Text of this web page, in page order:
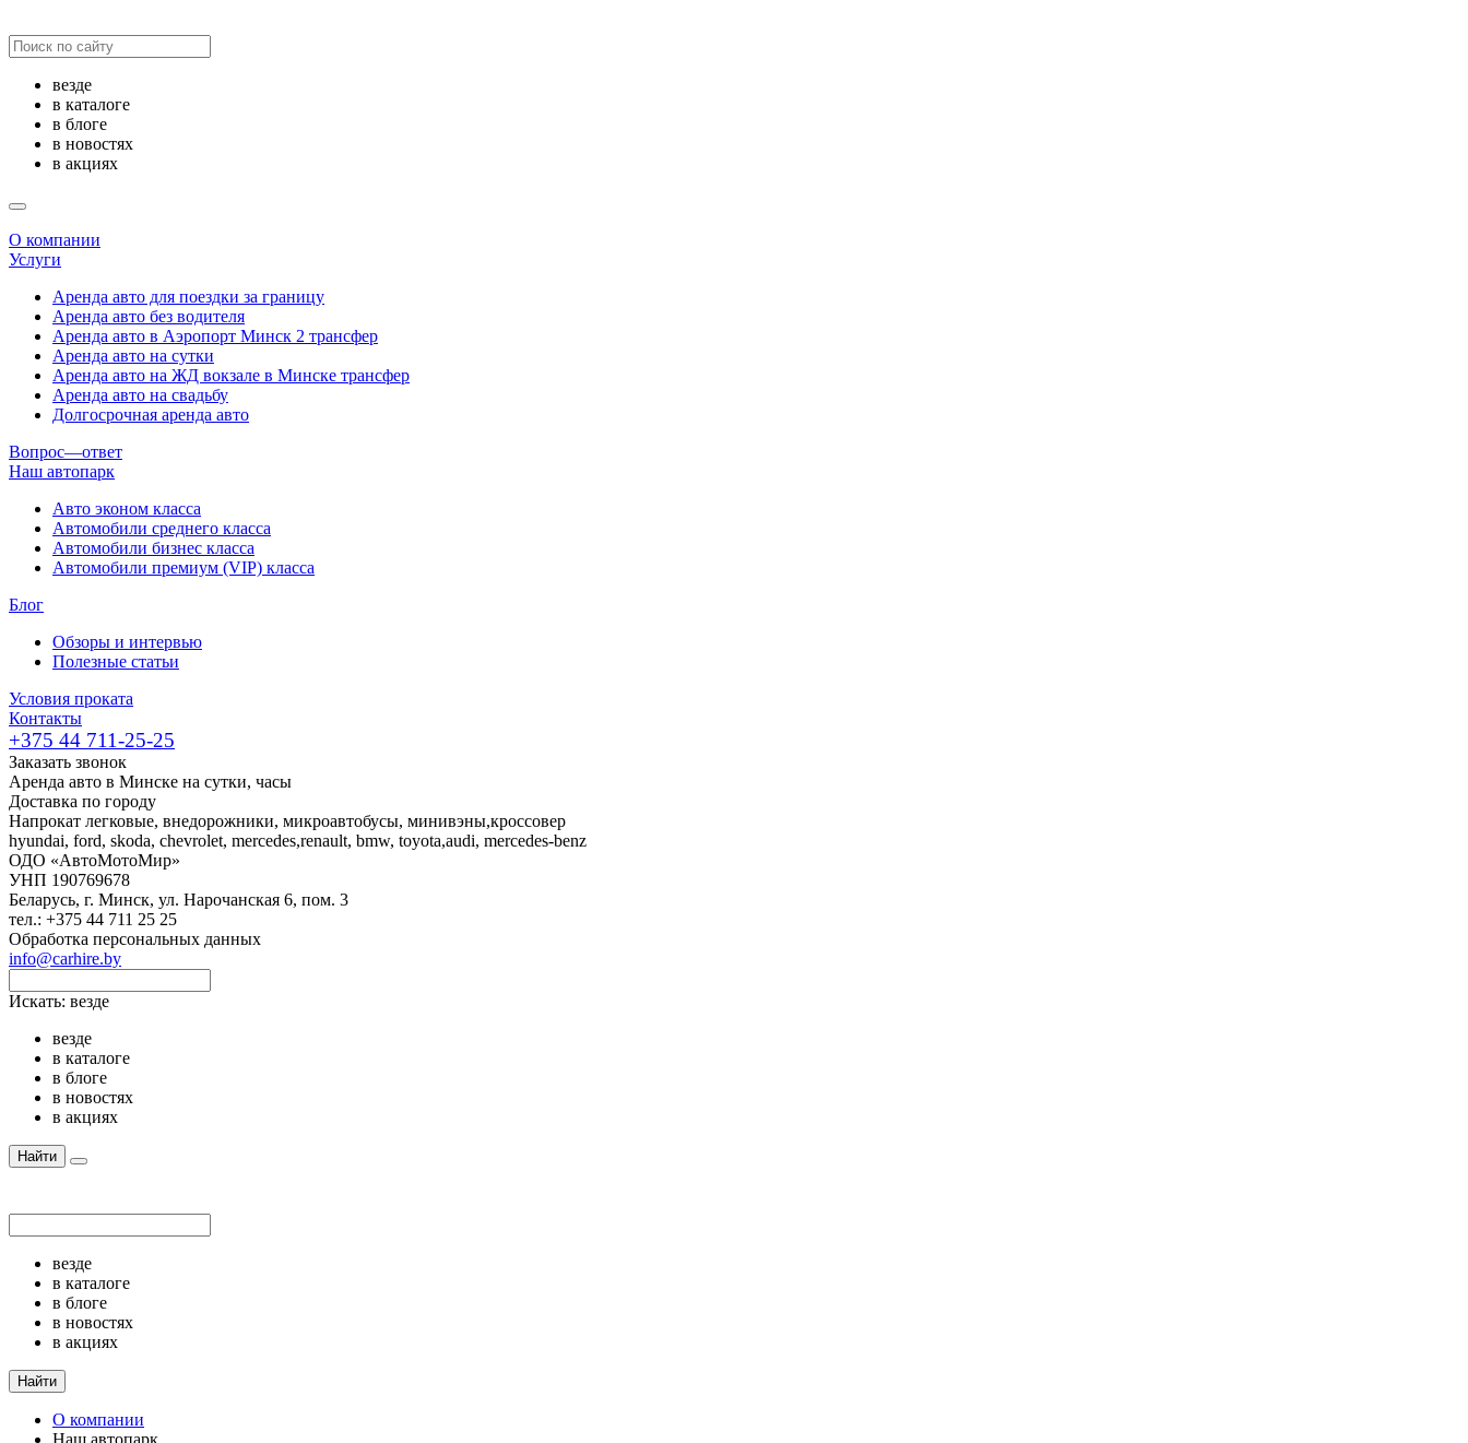
везде
в каталоге
в блоге
в новостях
в акциях
О компании
Услуги
Аренда авто для поездки за границу
Аренда авто без водителя
Аренда авто в Аэропорт Минск 2 трансфер
Аренда авто на сутки
Аренда авто на ЖД вокзале в Минске трансфер
Аренда авто на свадьбу
Долгосрочная аренда авто
Вопрос—ответ
Наш автопарк
Авто эконом класса
Автомобили среднего класса
Автомобили бизнес класса
Автомобили премиум (VIP) класса
Блог
Обзоры и интервью
Полезные статьи
Условия проката
Контакты
+375 44 711-25-25
Заказать звонок
Аренда авто в Минске на сутки, часы
Доставка по городу
Напрокат легковые, внедорожники, микроавтобусы, минивэны,кроссовер
hyundai, ford, skoda, chevrolet, mercedes,renault, bmw, toyota,audi, mercedes-benz
ОДО «АвтоМотоМир»
УНП 190769678
Беларусь, г. Минск, ул. Нарочанская 6, пом. 3
тел.: +375 44 711 25 25
Обработка персональных данных
info@carhire.by
Искать: везде
везде
в каталоге
в блоге
в новостях
в акциях
Найти
везде
в каталоге
в блоге
в новостях
в акциях
Найти
О компании
Наш автопарк